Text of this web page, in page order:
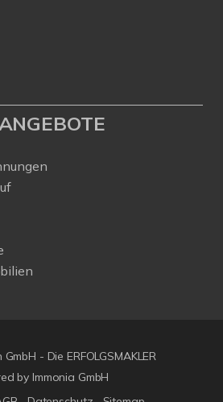
- Die ERFOLGSMAKLER
by Immonia GmbH